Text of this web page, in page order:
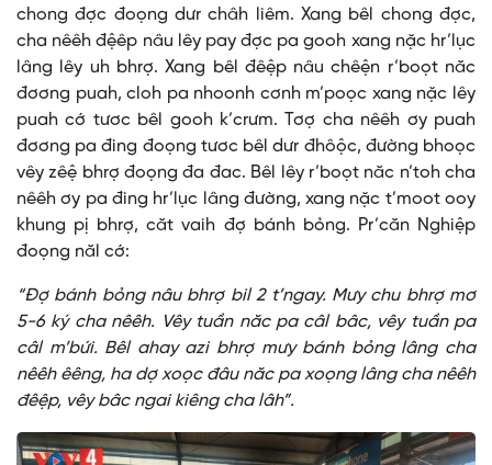
chong đợc đoọng dưr châh liêm. Xang bêl chong đợc,
cha nêêh đệêp nâu lêy pay đợc pa gooh xang nặc hr’lục
lâng lêy uh bhrợ. Xang bêl đêệp nâu chêện r’boọt năc
đơơng puah, cloh pa nhoonh cơnh m’poọc xang nặc lêy
puah cớ tươc bêl gooh k’crưm. Tơợ cha nêêh ơy puah
đơơng pa đing đoọng tươc bêl dưr đhôộc, đường bhoọc
vêy zêệ bhrợ đoọng đa đac. Bêl lêy r’boọt năc n’toh cha
nêêh ơy pa đing hr’lục lâng đường, xang nặc t’moot ooy
khung pị bhrợ, căt vaih đợ bánh bỏng. Pr’căn Nghiệp
đoọng năl cớ:
“Đợ bánh bỏng nâu bhrợ bil 2 t’ngay. Mưy chu bhrợ mơ
5-6 ký cha nêêh. Vêy tuần năc pa câl bâc, vêy tuần pa
câl m’bứi. Bêl ahay azi bhrợ mưy bánh bỏng lâng cha
nêêh êêng, ha dợ xoọc đâu năc pa xoọng lâng cha nêêh
đêệp, vêy bâc ngai kiêng cha lâh”.